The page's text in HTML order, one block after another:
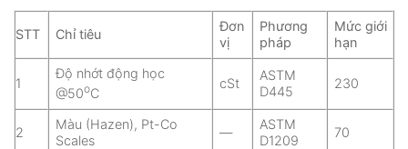
STT Chỉ tiêu
Đơn
vị
Phương
pháp
Mức giới
hạn
1
Độ nhớt động học
@50oC
cSt
ASTM
D445
230
2
Màu (Hazen), Pt-Co
Scales
—
ASTM
D1209
70